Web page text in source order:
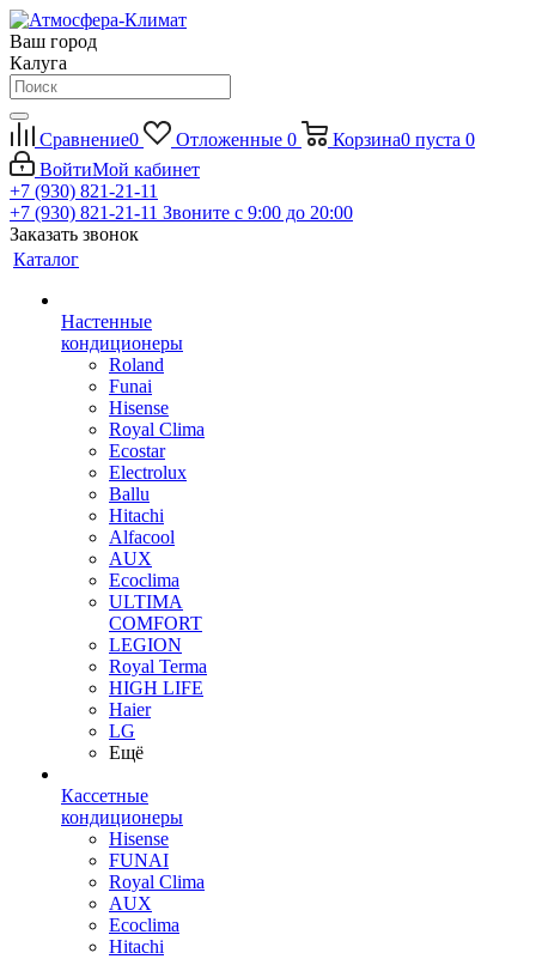
Ваш город
Калуга
Сравнение0 Отложенные 0 Корзина0 пуста 0
ВойтиМой кабинет
+7 (930) 821-21-11
+7 (930) 821-21-11 Звоните с 9:00 до 20:00
Заказать звонок
Каталог
Настенные
кондиционеры
Roland
Funai
Hisense
Royal Clima
Ecostar
Electrolux
Ballu
Hitachi
Alfacool
AUX
Ecoclima
ULTIMA
COMFORT
LEGION
Royal Terma
HIGH LIFE
Haier
LG
Ещё
Кассетные
кондиционеры
Hisense
FUNAI
Royal Clima
AUX
Ecoclima
Hitachi